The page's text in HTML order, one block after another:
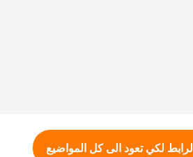
لكي تعود الى كل المواضيع